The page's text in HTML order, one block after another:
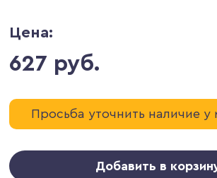
Цена:
627 руб.
Просьба уточнить наличие
Добавить в